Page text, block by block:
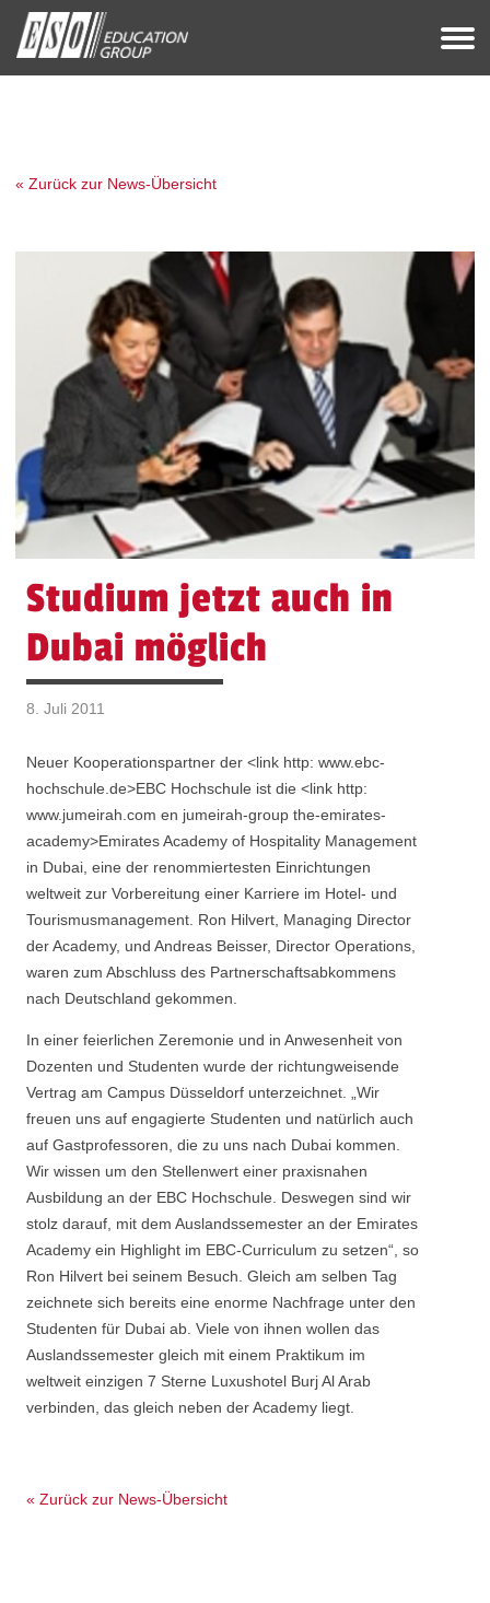
« Zurück zur News-Übersicht
Studium jetzt auch in
Dubai möglich
8. Juli 2011
Neuer Kooperationspartner der <link http: www.ebc-
hochschule.de>EBC Hochschule ist die <link http:
www.jumeirah.com en jumeirah-group the-emirates-
academy>Emirates Academy of Hospitality Management
in Dubai, eine der renommiertesten Einrichtungen
weltweit zur Vorbereitung einer Karriere im Hotel- und
Tourismusmanagement. Ron Hilvert, Managing Director
der Academy, und Andreas Beisser, Director Operations,
waren zum Abschluss des Partnerschaftsabkommens
nach Deutschland gekommen.
In einer feierlichen Zeremonie und in Anwesenheit von
Dozenten und Studenten wurde der richtungweisende
Vertrag am Campus Düsseldorf unterzeichnet. „Wir
freuen uns auf engagierte Studenten und natürlich auch
auf Gastprofessoren, die zu uns nach Dubai kommen.
Wir wissen um den Stellenwert einer praxisnahen
Ausbildung an der EBC Hochschule. Deswegen sind wir
stolz darauf, mit dem Auslandssemester an der Emirates
Academy ein Highlight im EBC-Curriculum zu setzen“, so
Ron Hilvert bei seinem Besuch. Gleich am selben Tag
zeichnete sich bereits eine enorme Nachfrage unter den
Studenten für Dubai ab. Viele von ihnen wollen das
Auslandssemester gleich mit einem Praktikum im
weltweit einzigen 7 Sterne Luxushotel Burj Al Arab
verbinden, das gleich neben der Academy liegt.
« Zurück zur News-Übersicht